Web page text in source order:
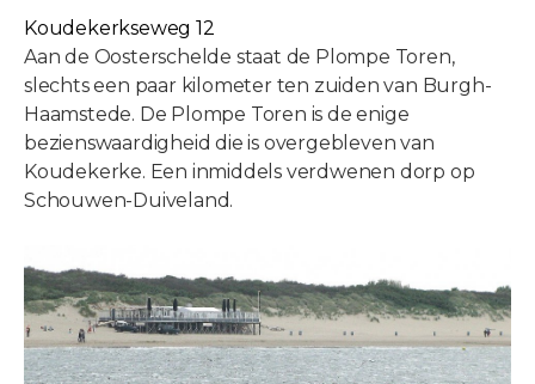
Koudekerkseweg 12
Aan de Oosterschelde staat de Plompe Toren,
slechts een paar kilometer ten zuiden van Burgh-
Haamstede. De Plompe Toren is de enige
bezienswaardigheid die is overgebleven van
Koudekerke. Een inmiddels verdwenen dorp op
Schouwen-Duiveland.